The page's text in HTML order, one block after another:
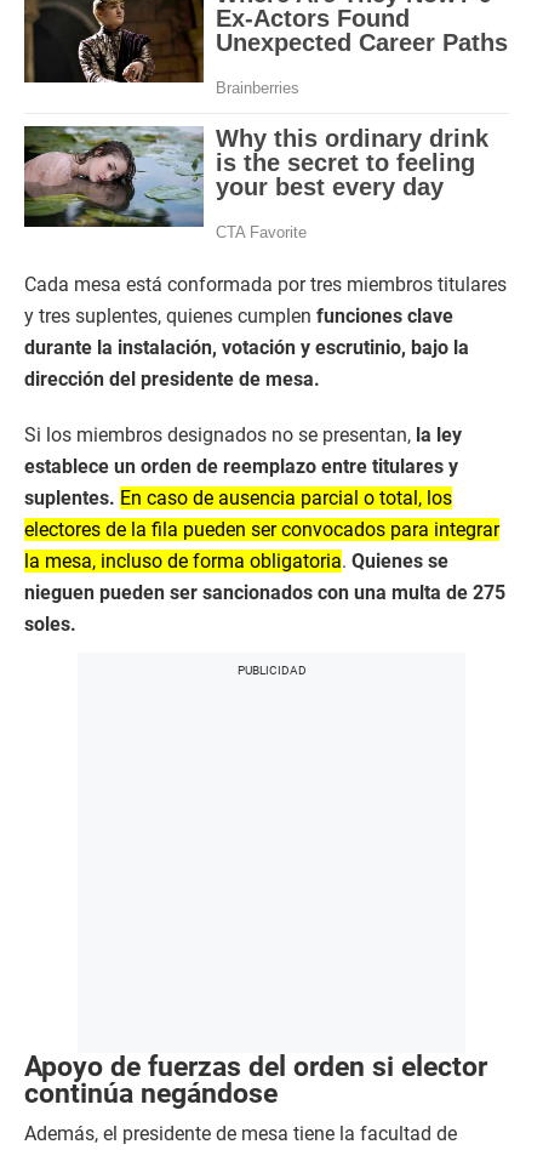
Cada mesa está conformada por tres miembros titulares
y tres suplentes, quienes cumplen funciones clave
durante la instalación, votación y escrutinio, bajo la
dirección del presidente de mesa.
Si los miembros designados no se presentan, la ley
establece un orden de reemplazo entre titulares y
suplentes. En caso de ausencia parcial o total, los
electores de la fila pueden ser convocados para integrar
la mesa, incluso de forma obligatoria. Quienes se
nieguen pueden ser sancionados con una multa de 275
soles.
Apoyo de fuerzas del orden si elector
continúa negándose
Además, el presidente de mesa tiene la facultad de